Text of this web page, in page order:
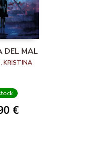
DEL MAL
KRISTINA
€